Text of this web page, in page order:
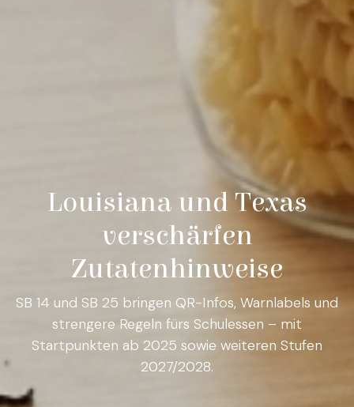
Louisiana und Texas
verschärfen
Zutatenhinweise
SB 14 und SB 25 bringen QR-Infos, Warnlabels und
strengere Regeln fürs Schulessen – mit
Startpunkten ab 2025 sowie weiteren Stufen
2027/2028.